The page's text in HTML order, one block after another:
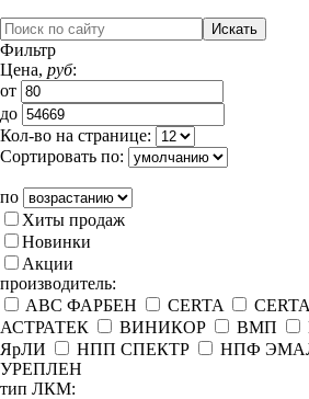
Фильтр
Цена, руб:
от
до
Кол-во на странице:
Сортировать по:
по
Хиты продаж
Новинки
Акции
производитель:
ABC ФАРБЕН
CERTA
АСТРАТЕК
ВИНИКОР ВМП
ЯрЛИ
НПП СПЕКТР НПФ
УРЕПЛЕН
тип ЛКМ: